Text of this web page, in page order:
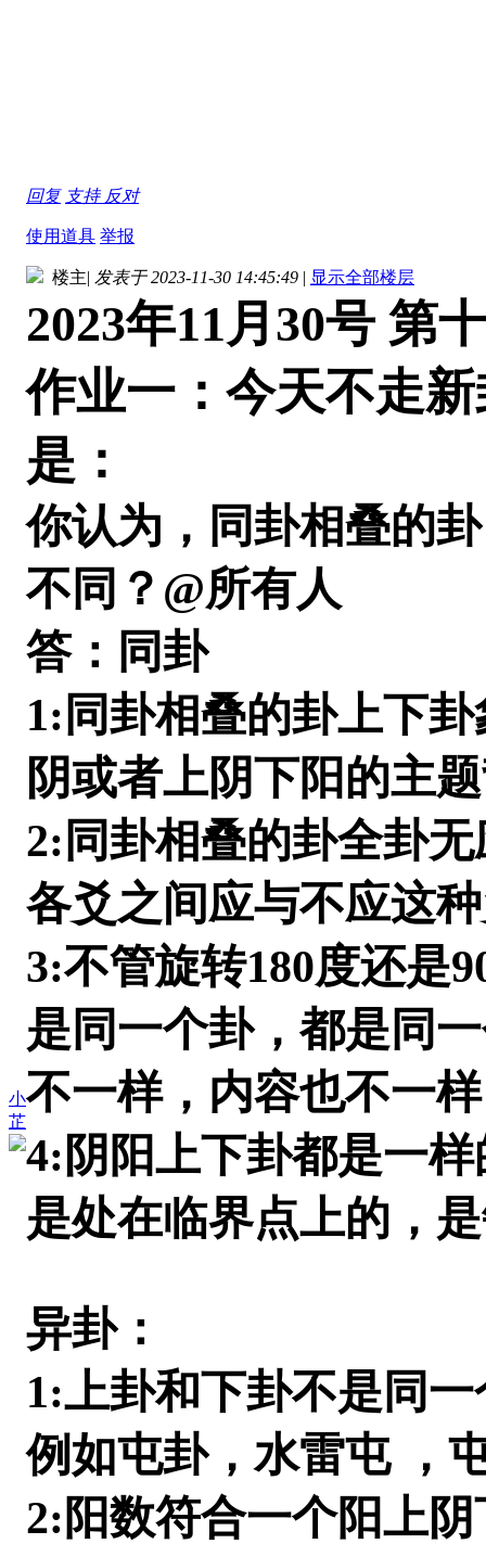
回复 支持 反对
使用道具 举报
小
芷
楼主| 发表于 2023-11-30 14:45:49 | 显示全部楼层
2023年11月30号 第
作业一：今天不走
是：
你认为，同卦相叠的
不同？@所有人
答：同卦
1:同卦相叠的卦上下
阴或者上阴下阳的主
2:同卦相叠的卦全卦
各爻之间应与不应这
3:不管旋转180度还是
是同一个卦，都是同
不一样，内容也不一
4:阴阳上下卦都是一
是处在临界点上的，
异卦：
1:上卦和下卦不是同
例如屯卦，水雷屯 ，
2:阳数符合一个阳上